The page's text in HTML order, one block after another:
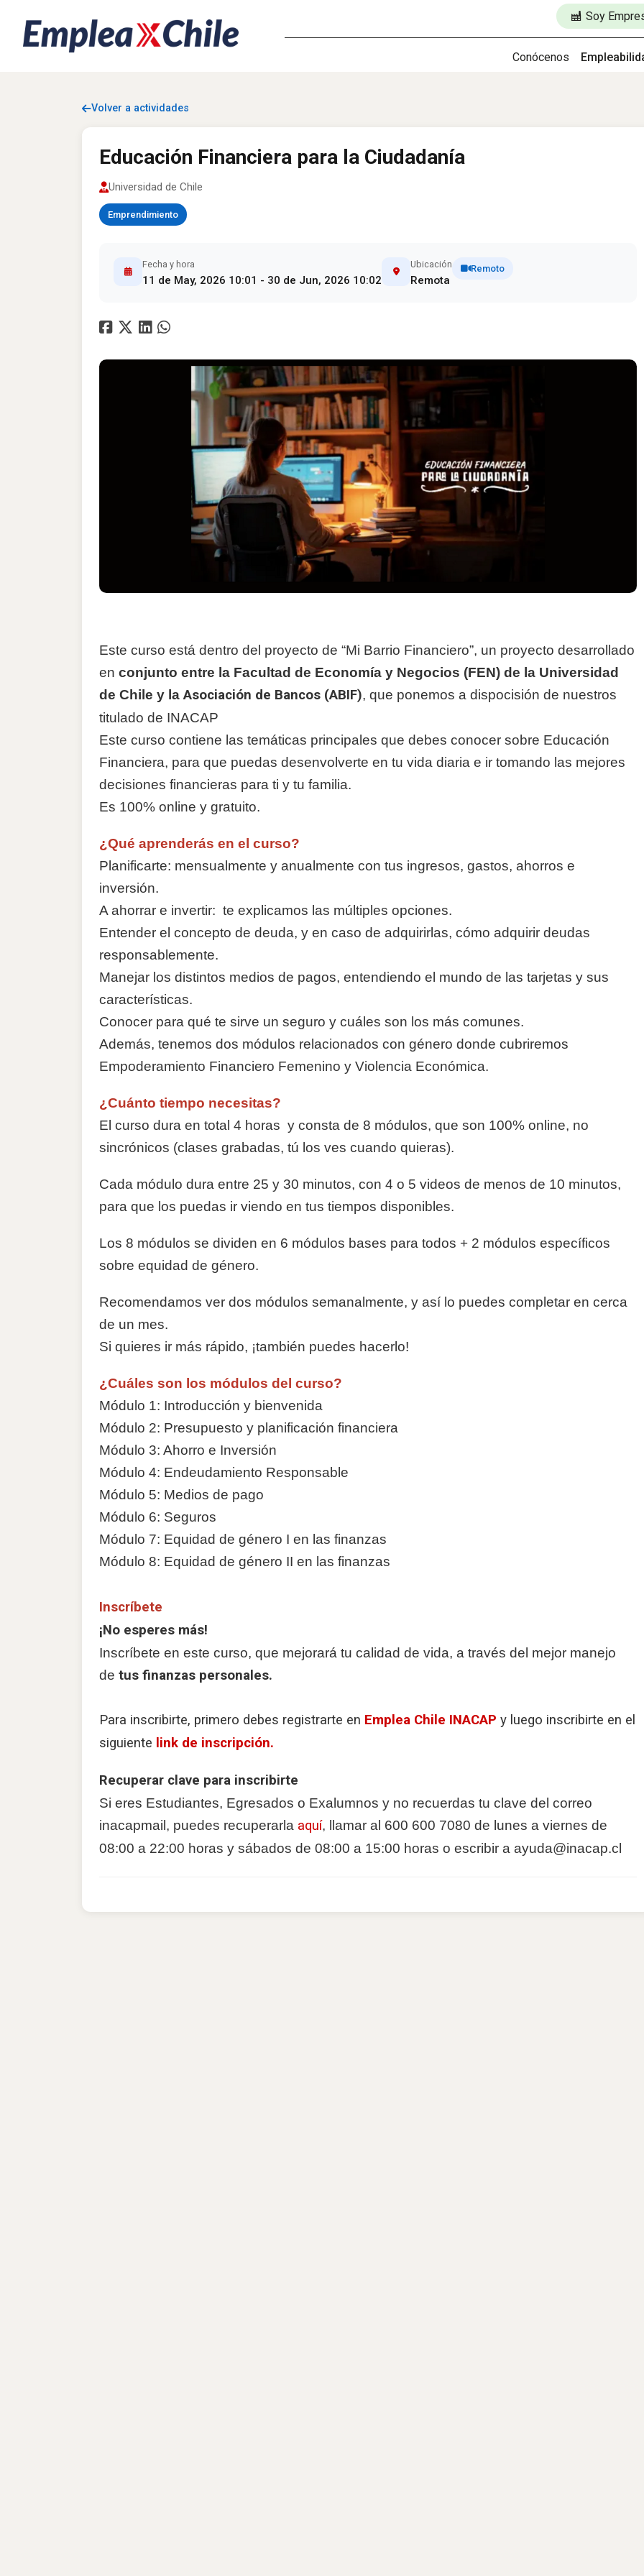
Soy
Conócenos
Volver a actividades
Educación Financiera para la Ciudadanía
Universidad de Chile
Emprendimiento
Fecha y hora
11 de May, 2026 10:01 - 30 de Jun, 2026 10:02
Ubicación
Remota
Remoto
Este curso está dentro del proyecto de “Mi Barrio Financiero”, un proyecto desarrollado
en conjunto entre la Facultad de Economía y Negocios (FEN) de la Universidad
de Chile y laAsociación de Bancos (ABIF), que ponemos a dispocisión de nuestros
titulado de INACAP
Este curso contiene las temáticas principales que debes conocer sobre Educación
Financiera, para que puedas desenvolverte en tu vida diaria e ir tomando las mejores
decisiones financieras para ti y tu familia.
Es 100% online y gratuito.
¿Qué aprenderás en el curso?
Planificarte: mensualmente y anualmente con tus ingresos, gastos, ahorros e
inversión.
A ahorrar e invertir: te explicamos las múltiples opciones.
Entender el concepto de deuda, y en caso de adquirirlas, cómo adquirir deudas
responsablemente.
Manejar los distintos medios de pagos, entendiendo el mundo de las tarjetas y sus
características.
Conocer para qué te sirve un seguro y cuáles son los más comunes.
Además, tenemos dos módulos relacionados con género donde cubriremos
Empoderamiento Financiero Femenino y Violencia Económica.
¿Cuánto tiempo necesitas?
El curso dura en total 4 horas y consta de 8 módulos, que son 100% online, no
sincrónicos (clases grabadas, tú los ves cuando quieras).
Cada módulo dura entre 25 y 30 minutos, con 4 o 5 videos de menos de 10 minutos,
para que los puedas ir viendo en tus tiempos disponibles.
Los 8 módulos se dividen en 6 módulos bases para todos + 2 módulos específicos
sobre equidad de género.
Recomendamos ver dos módulos semanalmente, y así lo puedes completar en cerca
de un mes.
Si quieres ir más rápido, ¡también puedes hacerlo!
¿Cuáles son los módulos del curso?
Módulo 1: Introducción y bienvenida
Módulo 2: Presupuesto y planificación financiera
Módulo 3: Ahorro e Inversión
Módulo 4: Endeudamiento Responsable
Módulo 5: Medios de pago
Módulo 6: Seguros
Módulo 7: Equidad de género I en las finanzas
Módulo 8: Equidad de género II en las finanzas
Inscríbete
¡No esperes más!
Inscríbete en este curso, que mejorará tu calidad de vida, a través del mejor manejo
de tus finanzas personales.
Para inscribirte, primero debes registrarte en Emplea Chile INACAP y luego inscribirte en el
siguiente link de inscripción.
Recuperar clave para inscribirte
Si eres Estudiantes, Egresados o Exalumnos y no recuerdas tu clave del correo
inacapmail, puedes recuperarla aquí, llamar al 600 600 7080 de lunes a viernes de
08:00 a 22:00 horas y sábados de 08:00 a 15:00 horas o escribir a ayuda@inacap.cl